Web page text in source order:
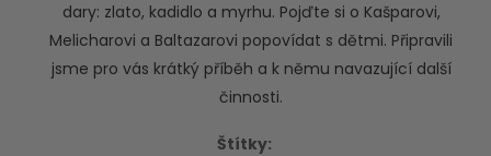
dary: zlato, kadidlo a myrhu. Pojďte si o Kašparovi,
Melicharovi a Baltazarovi popovídat s dětmi. Připravili
jsme pro vás krátký příběh a k němu navazující další
činnosti.
Štítky: